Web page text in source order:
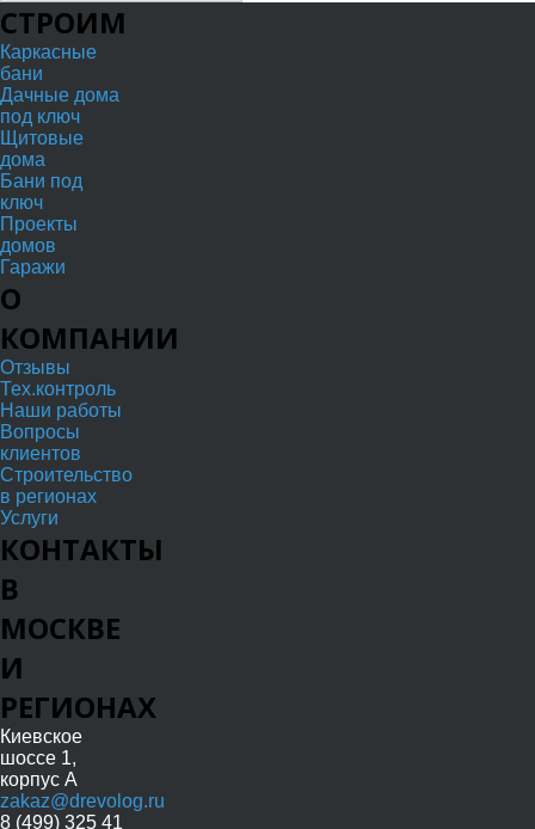
СТРОИМ
Каркасные
бани
Дачные дома
под ключ
Щитовые
дома
Бани под
ключ
Проекты
домов
Гаражи
О
КОМПАНИИ
Отзывы
Тех.контроль
Наши работы
Вопросы
клиентов
Строительство
в регионах
Услуги
КОНТАКТЫ
В
МОСКВЕ
И
РЕГИОНАХ
Киевское
шоссе 1,
корпус А
zakaz@drevolog.ru
8 (499) 325 41